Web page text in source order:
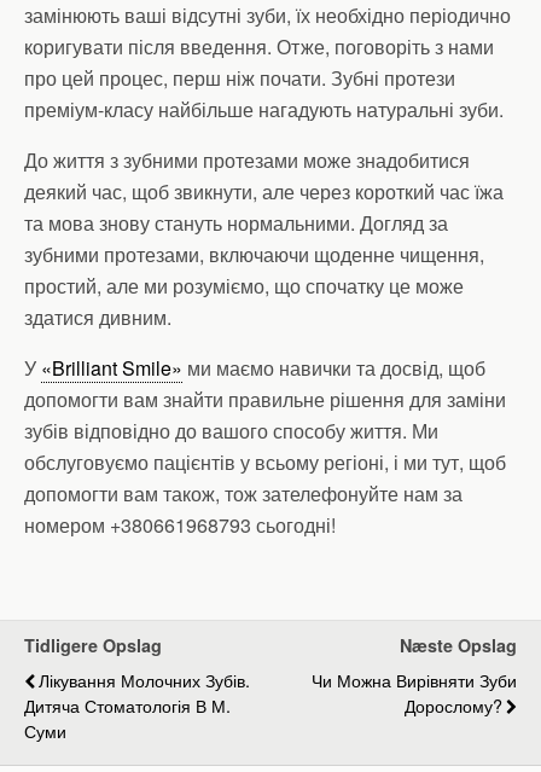
замінюють ваші відсутні зуби, їх необхідно періодично
коригувати після введення. Отже, поговоріть з нами
про цей процес, перш ніж почати. Зубні протези
преміум-класу найбільше нагадують натуральні зуби.
До життя з зубними протезами може знадобитися
деякий час, щоб звикнути, але через короткий час їжа
та мова знову стануть нормальними. Догляд за
зубними протезами, включаючи щоденне чищення,
простий, але ми розуміємо, що спочатку це може
здатися дивним.
У «Brilliant Smile» ми маємо навички та досвід, щоб
допомогти вам знайти правильне рішення для заміни
зубів відповідно до вашого способу життя. Ми
обслуговуємо пацієнтів у всьому регіоні, і ми тут, щоб
допомогти вам також, тож зателефонуйте нам за
номером +380661968793 сьогодні!
Tidligere Opslag
Лікування Молочних Зубів.
Дитяча Стоматологія В М.
Суми
Næste Opslag
Чи Можна Вирівняти Зуби
Дорослому?